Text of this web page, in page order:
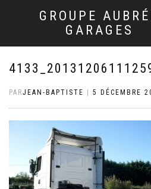
GROUPE
GARAGES
PARJEAN-BAPTISTE 5 DÉCEMBRE